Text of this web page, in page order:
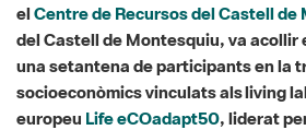
socioeconòmics vinculats alsliving
europeuLife eCOadapt50, liderat
Barcelona i integrat per 25 socis
mitigació dels efectes del canvi
avançar en mesures que apostin per